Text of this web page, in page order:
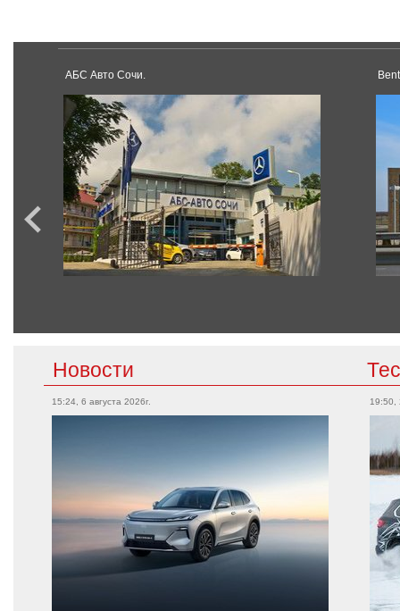
АБС Авто Сочи.
Новости
15:24, 6 августа 2026г. 19:50,